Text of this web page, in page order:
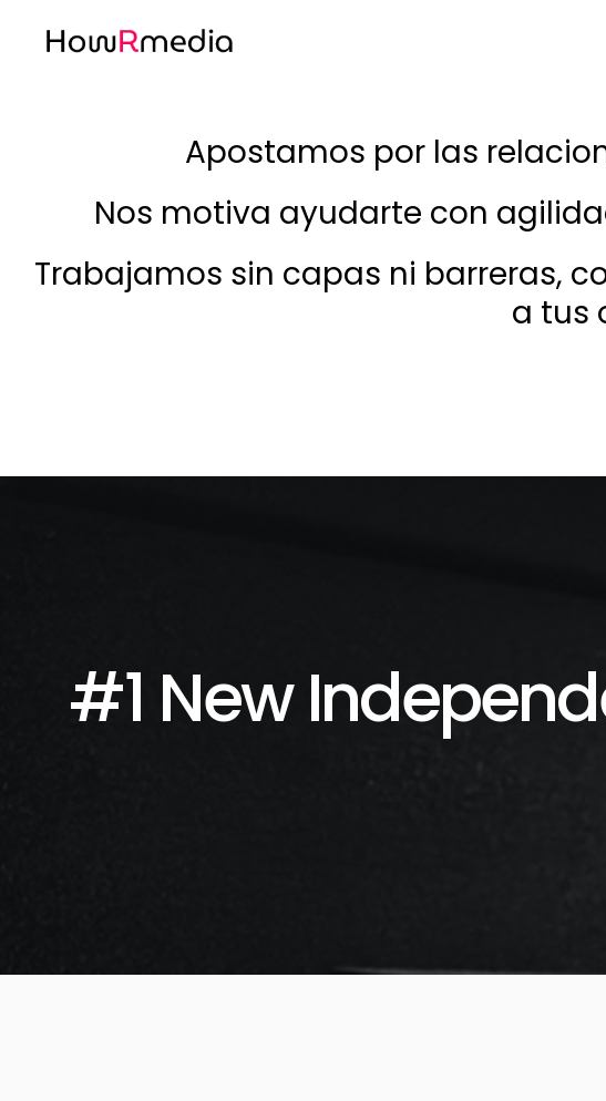
CONSULTORÍA Y AUDITORÍA DE MEDIOS
CONSULTORÍA ESTRATÉGICA
Apostamos por las
Nos motiva ayudarte con
Trabajamos sin capas ni barreras,
a tus
#1 New